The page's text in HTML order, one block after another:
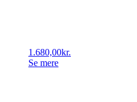
1.680,00kr.
Se mere